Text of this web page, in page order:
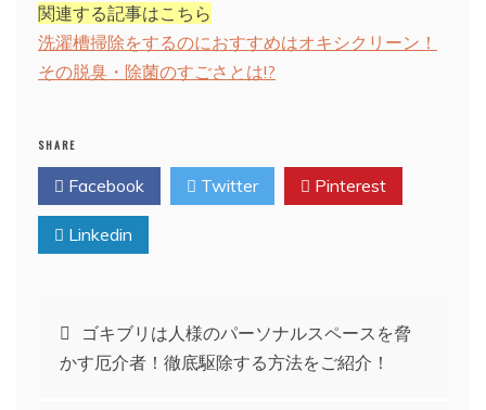
関連する記事はこちら
洗濯槽掃除をするのにおすすめはオキシクリーン！
その脱臭・除菌のすごさとは!?
SHARE
Facebook Twitter Pinterest
Linkedin
投
稿
ゴキブリは人様のパーソナルスペースを脅
かす厄介者！徹底駆除する方法をご紹介！